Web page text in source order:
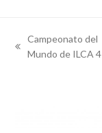
previous
Campeonato del
Mundo de ILCA 4